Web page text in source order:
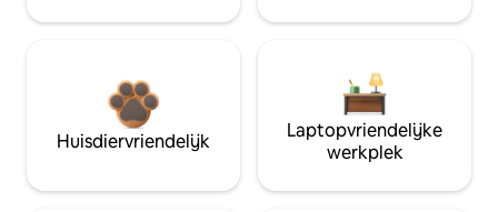
Huisdiervriendelijk
Laptopvriendelijke
werkplek